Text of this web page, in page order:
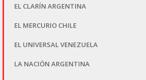
EL CLARÍN ARGENTINA
EL MERCURIO CHILE
EL UNIVERSAL VENEZUELA
LA NACIÓN ARGENTINA